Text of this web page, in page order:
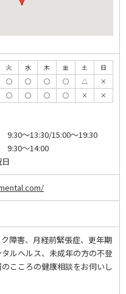
火 水 木 金 土
日
◯ ◯ ◯ ◯ △
×
◯ ◯ ◯ ◯ × ×
～13:30/15:00～19:30
9:30～14:00
障害、月経前緊張症、更年期
ルヘルス、未成年の方の不登
こころの健康相談をお伺いし